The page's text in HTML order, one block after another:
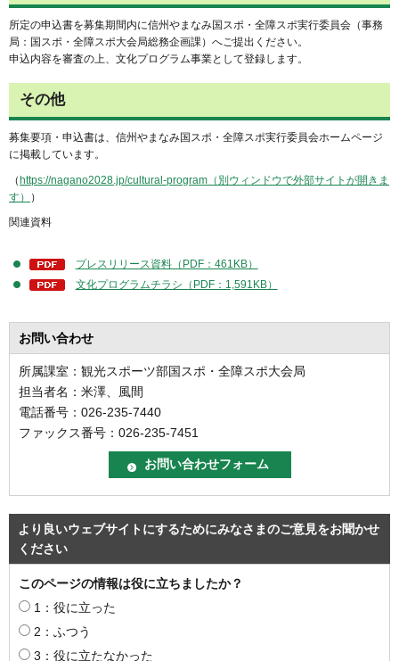
所定の申込書を募集期間内に信州やまなみ国スポ・全障スポ実行委員会（事務
局：国スポ・全障スポ大会局総務企画課）へご提出ください。
申込内容を審査の上、文化プログラム事業として登録します。
その他
募集要項・申込書は、信州やまなみ国スポ・全障スポ実行委員会ホームページ
に掲載しています。
（https://nagano2028.jp/cultural-program（別ウィンドウで外部サイトが開きま
す）
）
関連資料
プレスリリース資料（PDF：461KB）
文化プログラムチラシ（PDF：1,591KB）
お問い合わせ
所属課室：観光スポーツ部国スポ・全障スポ大会局
担当者名：米澤、風間
電話番号：026-235-7440
ファックス番号：026-235-7451
より良いウェブサイトにするためにみなさまのご意見をお聞かせ
ください
このページの情報は役に立ちましたか？
1：役に立った
2：ふつう
3：役に立たなかった